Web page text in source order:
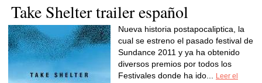
Take Shelter trailer español
Nueva historia postapocaliptica, la
cual se estreno el pasado festival de
Sundance 2011 y ya ha obtenido
diversos premios por todos los
Festivales donde ha ido...
Leer el